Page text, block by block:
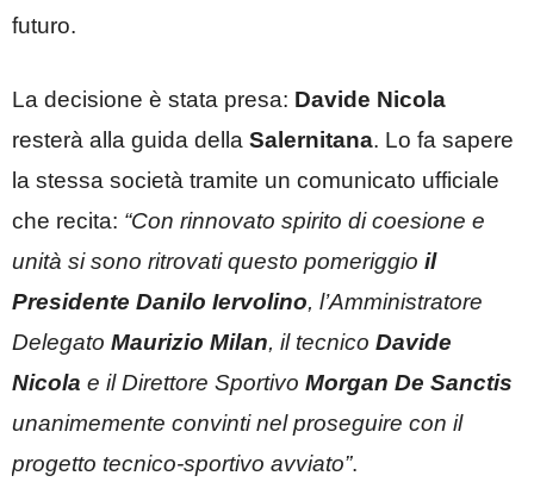
futuro.
La decisione è stata presa: Davide Nicola
resterà alla guida della Salernitana. Lo fa sapere
la stessa società tramite un comunicato ufficiale
che recita: “Con rinnovato spirito di coesione e
unità si sono ritrovati questo pomeriggio il
Presidente Danilo Iervolino, l’Amministratore
Delegato Maurizio Milan, il tecnico Davide
Nicola e il Direttore Sportivo Morgan De Sanctis
unanimemente convinti nel proseguire con il
progetto tecnico-sportivo avviato”.